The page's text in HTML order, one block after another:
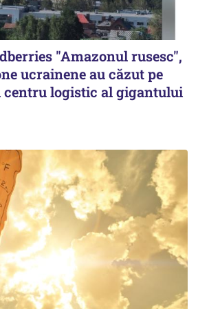
"Amazonul rusesc",
ucrainene au căzut pe
centru logistic al gigantului